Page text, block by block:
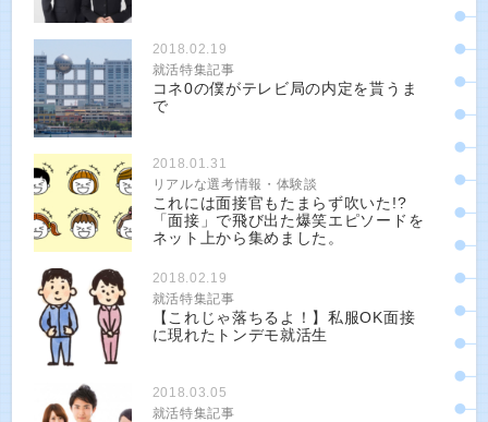
2018.02.19
就活特集記事
コネ0の僕がテレビ局の内定を貰うま
で
2018.01.31
リアルな選考情報・体験談
これには面接官もたまらず吹いた!?
「面接」で飛び出た爆笑エピソードを
ネット上から集めました。
2018.02.19
就活特集記事
【これじゃ落ちるよ！】私服OK面接
に現れたトンデモ就活生
2018.03.05
就活特集記事